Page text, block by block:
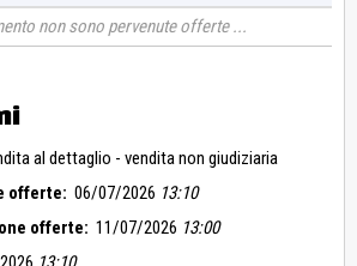
non sono pervenute offerte
al dettaglio - vendita non giudiziaria
offerte: 06/07/2026 13:10
offerte: 11/07/2026 13:00